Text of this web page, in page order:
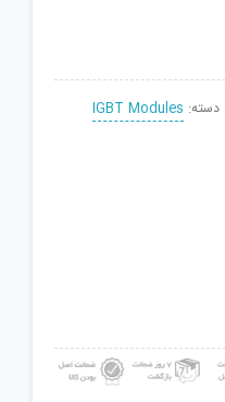
دسته: IGBT Modules